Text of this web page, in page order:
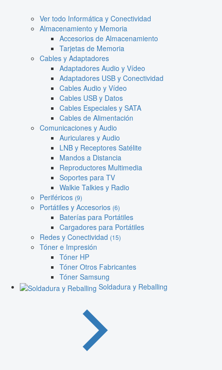
Ver todo Informática y Conectividad
Almacenamiento y Memoria
Accesorios de Almacenamiento
Tarjetas de Memoria
Cables y Adaptadores
Adaptadores Audio y Vídeo
Adaptadores USB y Conectividad
Cables Audio y Vídeo
Cables USB y Datos
Cables Especiales y SATA
Cables de Alimentación
Comunicaciones y Audio
Auriculares y Audio
LNB y Receptores Satélite
Mandos a Distancia
Reproductores Multimedia
Soportes para TV
Walkie Talkies y Radio
Periféricos (9)
Portátiles y Accesorios (6)
Baterías para Portátiles
Cargadores para Portátiles
Redes y Conectividad (15)
Tóner e Impresión
Tóner HP
Tóner Otros Fabricantes
Tóner Samsung
Soldadura y Reballing